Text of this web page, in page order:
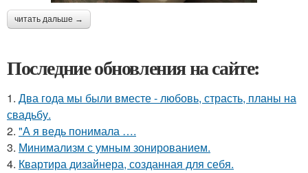
читать дальше →
Последние обновления на сайте:
1. Два года мы были вместе - любовь, страсть, планы на
свадьбу.
2. "А я ведь понимала ….
3. Минимализм с умным зонированием.
4. Квартира дизайнера, созданная для себя.